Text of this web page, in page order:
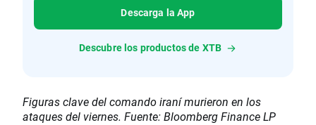
Descarga la App
Descubre los productos de XTB
Figuras clave del comando iraní murieron en los
ataques del viernes. Fuente: Bloomberg Finance LP